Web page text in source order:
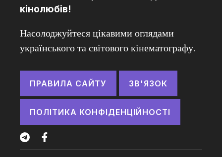
кінолюбів!
Насолоджуйтеся цікавими оглядами
українського та світового кінематографу.
ПРАВИЛА САЙТУ ЗВ'ЯЗОК
ПОЛІТИКА КОНФІДЕНЦІЙНОСТІ